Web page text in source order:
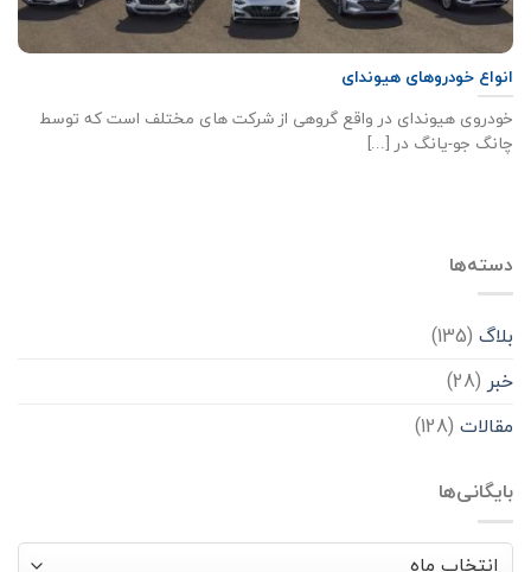
انواع خودروهای هیوندای
خودروی هیوندای در واقع گروهی از شرکت های مختلف است که توسط
چانگ جو-یانگ در [...]
دسته‌ها
بلاگ (135)
خبر (28)
مقالات (128)
بایگانی‌ها
بایگانی‌ها